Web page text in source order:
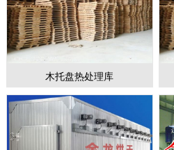
木托盘热处理库